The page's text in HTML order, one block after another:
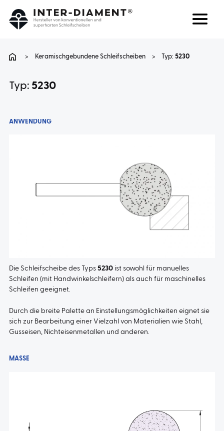
KARRIERE
> Keramischgebundene Schleifscheiben > Typ:5230
Typ: 5230
ANWENDUNG
Die Schleifscheibe des Typs 5230ist sowohl für manuelles
Schleifen (mit Handwinkelschleifern) als auch für maschinelles
Schleifen geeignet.
Durch die breite Palette an Einstellungsmöglichkeiten eignet sie
sich zur Bearbeitung einer Vielzahl von Materialien wie Stahl,
Gusseisen, Nichteisenmetallen und anderen.
MASSE